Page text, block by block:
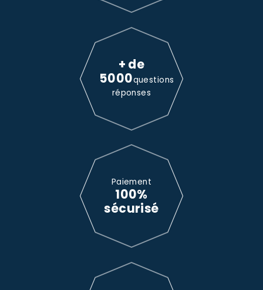
+ de
5000questions
réponses
Paiement
100%
sécurisé